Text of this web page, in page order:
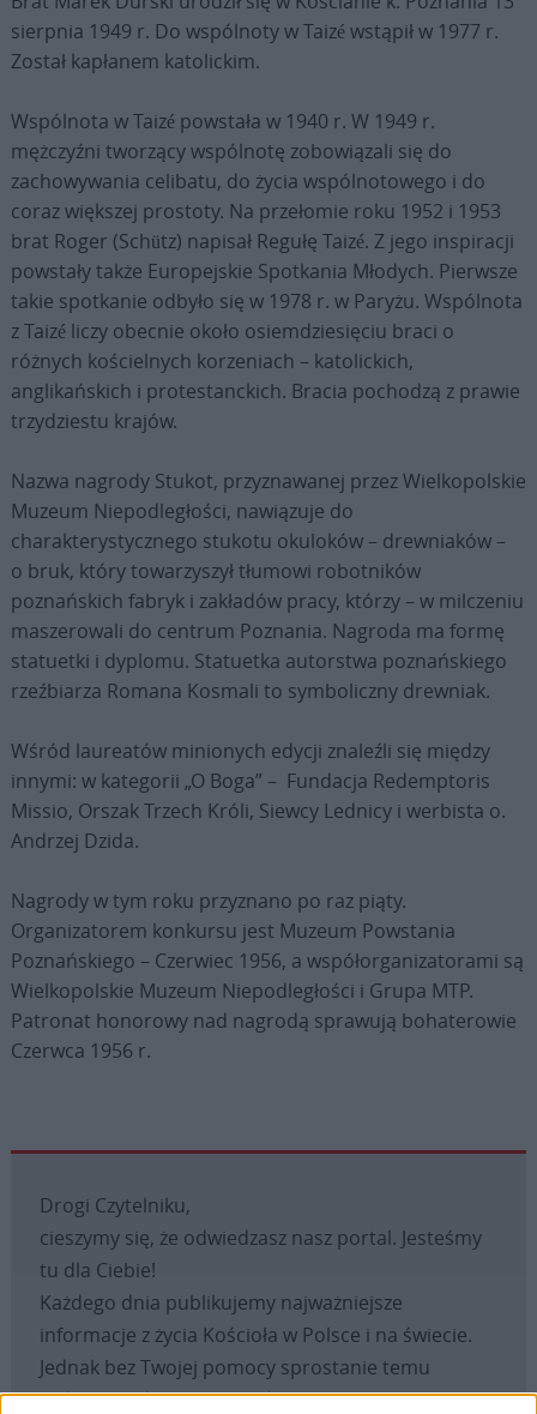
sierpnia 1949 r. Do wspólnoty w Taizé wstąpił w 1977 r.
Został kapłanem katolickim.
Wspólnota w Taizé powstała w 1940 r. W 1949 r.
mężczyźni tworzący wspólnotę zobowiązali się do
zachowywania celibatu, do życia wspólnotowego i do
coraz większej prostoty. Na przełomie roku 1952 i 1953
brat Roger (Schütz) napisał Regułę Taizé. Z jego inspiracji
powstały także Europejskie Spotkania Młodych. Pierwsze
takie spotkanie odbyło się w 1978 r. w Paryżu. Wspólnota
z Taizé liczy obecnie około osiemdziesięciu braci o
różnych kościelnych korzeniach – katolickich,
anglikańskich i protestanckich. Bracia pochodzą z prawie
trzydziestu krajów.
Nazwa nagrody Stukot, przyznawanej przez Wielkopolskie
Muzeum Niepodległości, nawiązuje do
charakterystycznego stukotu okuloków – drewniaków –
o bruk, który towarzyszył tłumowi robotników
poznańskich fabryk i zakładów pracy, którzy – w milczeniu
maszerowali do centrum Poznania. Nagroda ma formę
statuetki i dyplomu. Statuetka autorstwa poznańskiego
rzeźbiarza Romana Kosmali to symboliczny drewniak.
Wśród laureatów minionych edycji znaleźli się między
innymi: w kategorii „O Boga” – Fundacja Redemptoris
Missio, Orszak Trzech Króli, Siewcy Lednicy i werbista o.
Andrzej Dzida.
Nagrody w tym roku przyznano po raz piąty.
Organizatorem konkursu jest Muzeum Powstania
Poznańskiego – Czerwiec 1956, a współorganizatorami są
Wielkopolskie Muzeum Niepodległości i Grupa MTP.
Patronat honorowy nad nagrodą sprawują bohaterowie
Czerwca 1956 r.
Drogi Czytelniku,
cieszymy się, że odwiedzasz nasz portal. Jesteśmy
tu dla Ciebie!
Każdego dnia publikujemy najważniejsze
informacje z życia Kościoła w Polsce i na świecie.
Jednak bez Twojej pomocy sprostanie temu
zadaniu będzie coraz trudniejsze.